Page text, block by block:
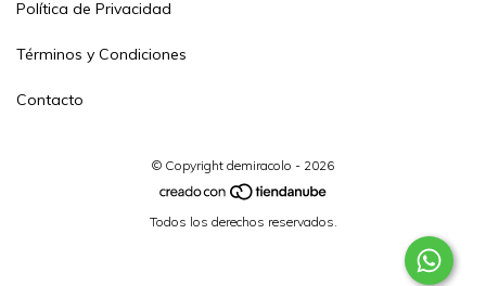
Política de Privacidad
Términos y Condiciones
Contacto
© Copyright demiracolo - 2026
Todos los derechos reservados.